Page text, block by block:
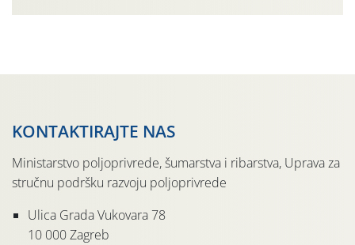
KONTAKTIRAJTE NAS
Ministarstvo poljoprivrede, šumarstva i ribarstva, Uprava za
stručnu podršku razvoju poljoprivrede
Ulica Grada Vukovara 78
10 000 Zagreb